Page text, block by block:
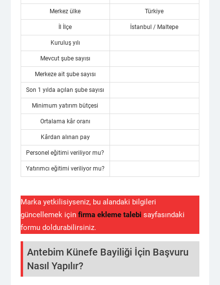
Merkez ülke Türkiye
İl İlçe İstanbul / Maltepe
Kuruluş yılı
Mevcut şube sayısı
Merkeze ait şube sayısı
Son 1 yılda açılan şube sayısı
Minimum yatırım bütçesi
Ortalama kâr oranı
Kârdan alınan pay
Personel eğitimi veriliyor mu?
Yatırımcı eğitimi veriliyor mu?
Marka yetkilisiyseniz, bu alandaki bilgileri
güncellemek için firma ekleme talebi sayfasındaki
formu doldurabilirsiniz.
Antebim Künefe Bayiliği İçin Başvuru
Nasıl Yapılır?